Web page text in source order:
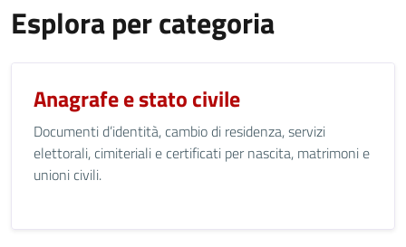
Esplora per categoria
Anagrafe e stato civile
Documenti d’identità, cambio di residenza, servizi
elettorali, cimiteriali e certificati per nascita, matrimoni e
unioni civili.